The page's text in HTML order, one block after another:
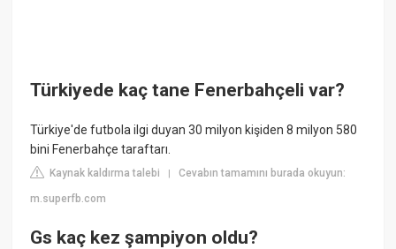
Türkiyede kaç tane Fenerbahçeli var?
Türkiye'de futbola ilgi duyan 30 milyon kişiden 8 milyon 580
bini Fenerbahçe taraftarı.
Kaynak kaldırma talebi |Cevabın tamamını burada okuyun:
m.superfb.com
Gs kaç kez şampiyon oldu?